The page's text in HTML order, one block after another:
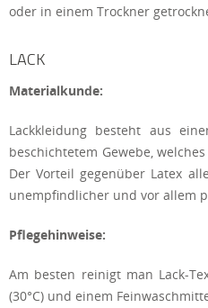
oder in einem Trockner
LACK
Materialkunde:
Lackkleidung besteht aus
beschichtetem Gewebe,
Der Vorteil gegenüber Latex
unempfindlicher und vor allem
Pflegehinweise:
Am besten reinigt man Lack-
(30°C) und einem